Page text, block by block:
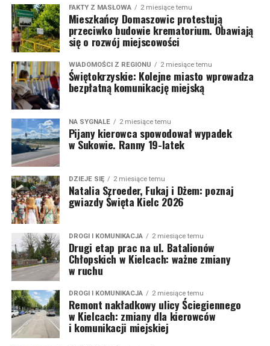
FAKTY Z MASŁOWA 2 miesiące temu
Mieszkańcy Domaszowic protestują
przeciwko budowie krematorium. Obawiają
się o rozwój miejscowości
WIADOMOŚCI Z REGIONU 2 miesiące temu
Świętokrzyskie: Kolejne miasto wprowadza
bezpłatną komunikację miejską
NA SYGNALE 2 miesiące temu
Pijany kierowca spowodował wypadek
w Sukowie. Ranny 19-latek
DZIEJE SIĘ 2 miesiące temu
Natalia Szroeder, Fukaj i Dżem: poznaj
gwiazdy Święta Kielc 2026
DROGI I KOMUNIKACJA 2 miesiące temu
Drugi etap prac na ul. Batalionów
Chłopskich w Kielcach: ważne zmiany
w ruchu
DROGI I KOMUNIKACJA 2 miesiące temu
Remont nakładkowy ulicy Ściegiennego
w Kielcach: zmiany dla kierowców
i komunikacji miejskiej